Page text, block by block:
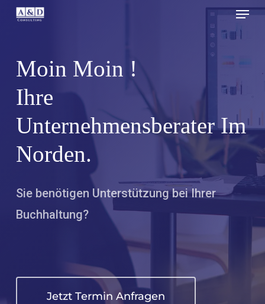
Skip
content
Menu
Moin Moin !
Ihre
Unternehmensberater Im
Norden.
Sie benötigen Unterstützung bei Ihrer
Buchhaltung?
Jetzt Termin Anfragen